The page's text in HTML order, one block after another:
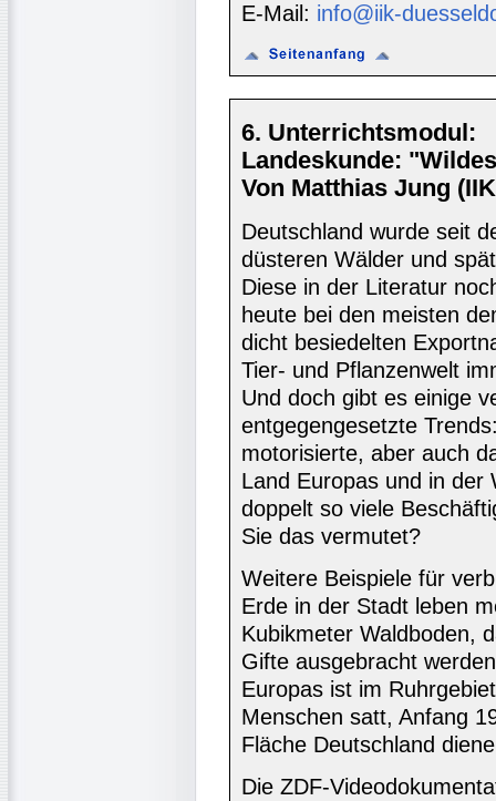
E-Mail: info@iik-
6. Unterrichtsmodul:
Landeskunde:
Von Matthias Jung
Deutschland wurde seit
düsteren Wälder und
Diese in der Literatur
heute bei den meisten
dicht besiedelten
Tier- und Pflanzenwelt
Und doch gibt es einige
entgegengesetzte
motorisierte, aber auch
Land Europas und in der
doppelt so viele
Sie das vermutet?
Weitere Beispiele für
Erde in der Stadt leben
Kubikmeter Waldboden,
Gifte ausgebracht
Europas ist im
Menschen satt, Anfang
Fläche Deutschland
Die ZDF-